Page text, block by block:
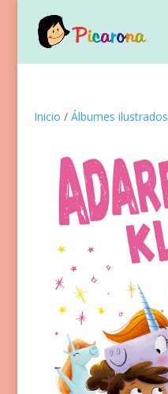
Inicio / Álbumes ilustrados